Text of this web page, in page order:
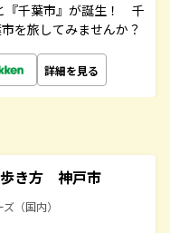
『千葉市』が誕生！ 千
を旅してみませんか？
詳細を見る
き方 神戸市
（国内）